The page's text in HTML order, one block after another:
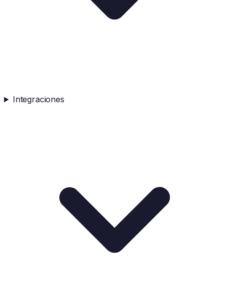
Integraciones